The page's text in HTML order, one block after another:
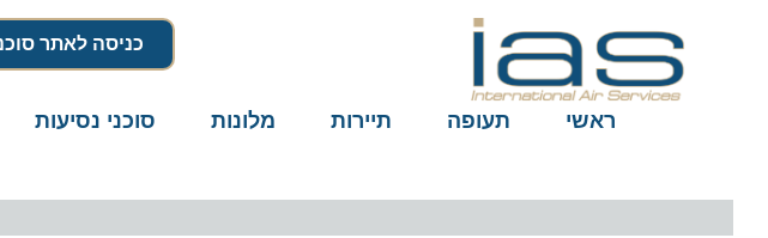
כניסה לאתר סוכנים
ראשי תעופה תיירות מלונות סוכני נסיעות